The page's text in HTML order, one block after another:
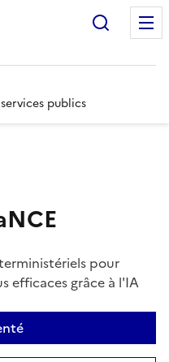
publics
pour
efficaces grâce à l'IA